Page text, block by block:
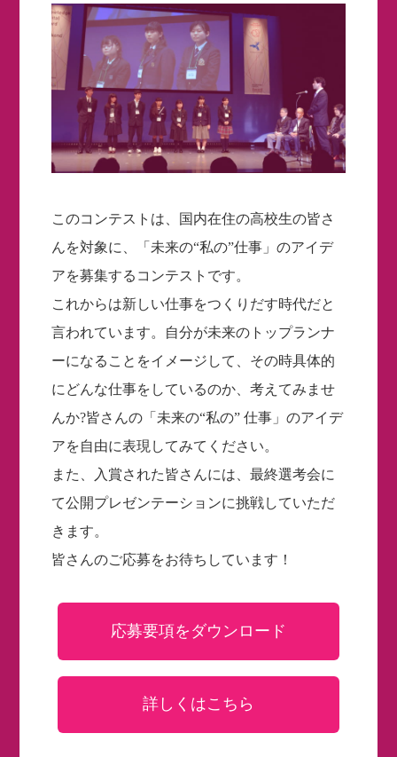
このコンテストは、国内在住の高校生の皆さ
んを対象に、「未来の“私の”仕事」のアイデ
アを募集するコンテストです。
これからは新しい仕事をつくりだす時代だと
言われています。自分が未来のトップランナ
ーになることをイメージして、その時具体的
にどんな仕事をしているのか、考えてみませ
んか?皆さんの「未来の“私の” 仕事」のアイデ
アを自由に表現してみてください。
また、入賞された皆さんには、最終選考会に
て公開プレゼンテーションに挑戦していただ
きます。
皆さんのご応募をお待ちしています！
応募要項をダウンロード
詳しくはこちら